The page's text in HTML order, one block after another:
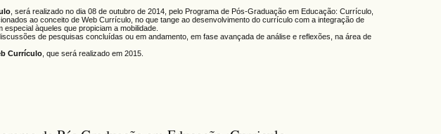
, será realizado no dia 08 de outubro de 2014, pelo Programa de Pós-Graduação em Educação: Currículo,
ao conceito de Web Currículo, no que tange ao desenvolvimento do currículo com a integração de
àqueles que propiciam a mobilidade.
de pesquisas concluídas ou em andamento, em fase avançada de análise e reflexões, na área de
Currículo , que será realizado em 2015.